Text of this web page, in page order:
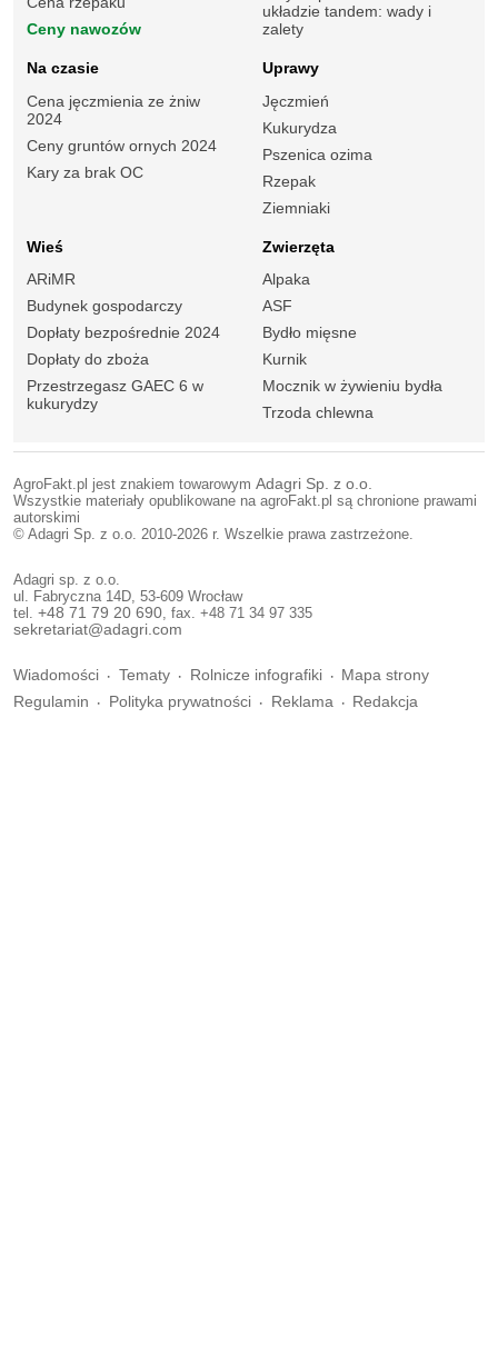
Ceny nawozów
układzie tandem: wady i
zalety
Na czasie
Cena jęczmienia ze żniw
2024
Ceny gruntów ornych 2024
Kary za brak OC
Uprawy
Jęczmień
Kukurydza
Pszenica ozima
Rzepak
Ziemniaki
Wieś
ARiMR
Budynek gospodarczy
Dopłaty bezpośrednie 2024
Dopłaty do zboża
Przestrzegasz GAEC 6 w
kukurydzy
Zwierzęta
Alpaka
ASF
Bydło mięsne
Kurnik
Mocznik w żywieniu bydła
Trzoda chlewna
AgroFakt.pl jest znakiem towarowym Adagri Sp. z o.o.
Wszystkie materiały opublikowane na agroFakt.pl są chronione prawami
autorskimi
© Adagri Sp. z o.o. 2010-2026 r. Wszelkie prawa zastrzeżone.
Adagri sp. z o.o.
ul. Fabryczna 14D, 53-609 Wrocław
tel. +48 71 79 20 690 , fax. +48 71 34 97 335
sekretariat@adagri.com
Wiadomości Tematy Rolnicze infografiki
Mapa strony
Regulamin
Polityka prywatności Reklama Redakcja